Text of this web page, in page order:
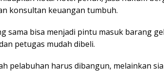
konsultan keuangan tumbuh.
sama bisa menjadi pintu masuk barang
petugas mudah dibeli.
pelabuhan harus dibangun, melainkan